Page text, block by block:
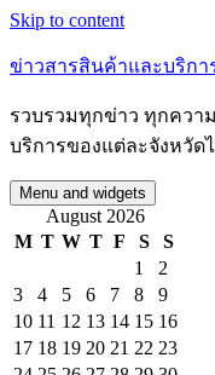
Skip to content
ข่าวสารสินค้าและบริก
รวบรวมทุกข่าว ทุกควา
บริการของแต่ละจังหวัด
Menu and widgets
August 2026
M T W T F S
S
1
2
3
4 5 6 7 8
9
10 11 12 13 14 15 16
17 18 19 20 21 22 23